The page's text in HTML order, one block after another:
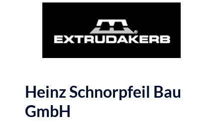
Heinz Schnorpfeil Bau
GmbH